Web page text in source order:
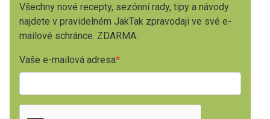
Všechny nové recepty, sezónní rady, tipy a návody
najdete v pravidelném JakTak zpravodaji ve své e-
mailové schránce. ZDARMA.
Vaše e-mailová adresa